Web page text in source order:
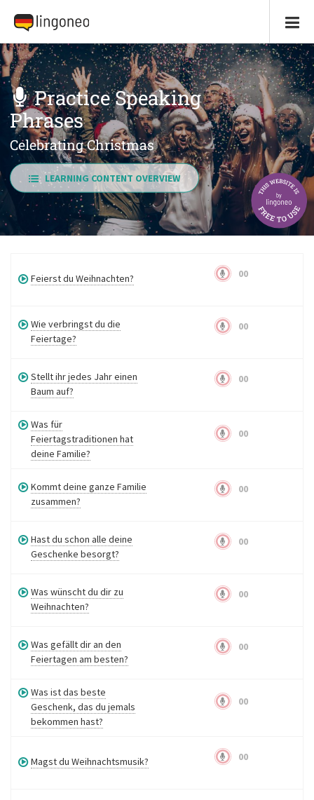
Practice Speaking
Phrases
Celebrating Christmas
LEARNING CONTENT OVERVIEW
Feierst du Weihnachten? 00
Wie verbringst du die
Feiertage?
00
Stellt ihr jedes Jahr einen
Baum auf?
00
Was für
Feiertagstraditionen hat
deine Familie?
00
Kommt deine ganze Familie
zusammen?
00
Hast du schon alle deine
Geschenke besorgt?
00
Was wünscht du dir zu
Weihnachten?
00
Was gefällt dir an den
Feiertagen am besten?
00
Was ist das beste
Geschenk, das du jemals
bekommen hast?
00
Magst du Weihnachtsmusik? 00